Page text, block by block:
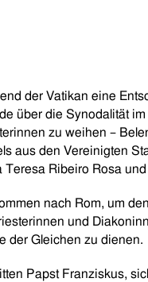
der Vatikan eine
über die Synodalität
zu weihen –
aus den Vereinigten
Teresa Ribeiro Rosa
nach Rom, um
und
der Gleichen zu dienen.
Papst Franziskus,